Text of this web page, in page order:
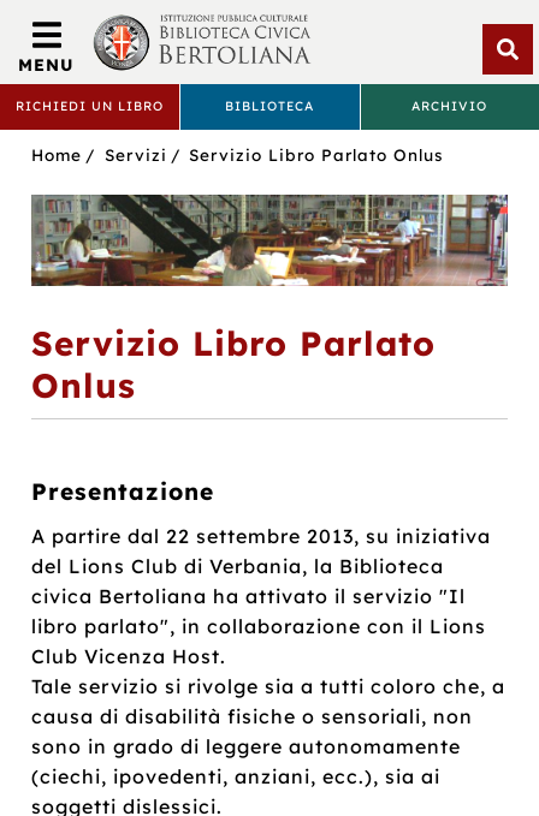
BIBLIOTECA
BERTOLIANA
RICHIEDI UN LIBRO BIBLIOTECA ARCHIVIO
MENU
Bertoliana
Sei
Home Servizi Servizio Libro Parlato Onlus
Servizio Libro Parlato
Onlus
Presentazione
A partire dal 22 settembre 2013, su iniziativa
del Lions Club di Verbania, la Biblioteca
civica Bertoliana ha attivato il servizio "Il
libro parlato", in collaborazione con il Lions
Club Vicenza Host.
Tale servizio si rivolge sia a tutti coloro che, a
causa di disabilità fisiche o sensoriali, non
sono in grado di leggere autonomamente
(ciechi, ipovedenti, anziani, ecc.), sia ai
soggetti dislessici.